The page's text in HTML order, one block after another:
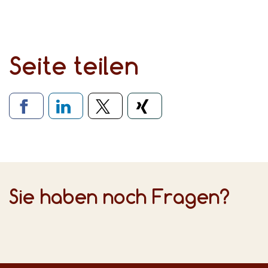
Seite teilen
Verlinkung zu
Sie haben noch Fragen?